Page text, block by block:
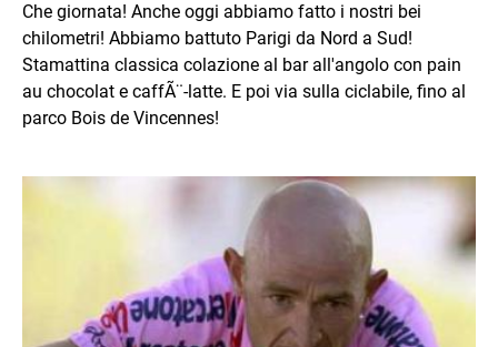
Che giornata! Anche oggi abbiamo fatto i nostri bei
chilometri! Abbiamo battuto Parigi da Nord a Sud!
Stamattina classica colazione al bar all'angolo con pain
au chocolat e caffÃ¨-latte. E poi via sulla ciclabile, fino al
parco Bois de Vincennes!
Immagine